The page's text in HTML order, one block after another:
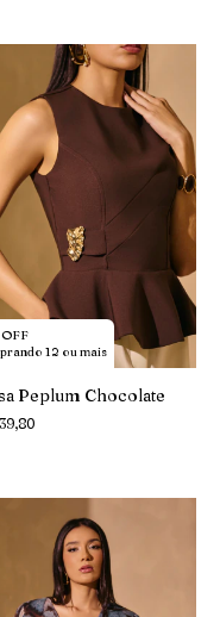
OFF
12 ou mais
Peplum Chocolate